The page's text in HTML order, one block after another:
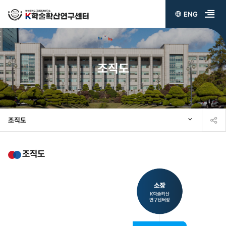
ENG
전
체
메
뉴
열
기
조직도
조직도
조직도